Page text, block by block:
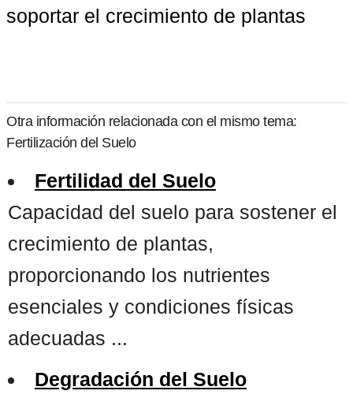
soportar el crecimiento de plantas
Otra información relacionada con el mismo tema:
Fertilización del Suelo
Fertilidad del Suelo
Capacidad del suelo para sostener el
crecimiento de plantas,
proporcionando los nutrientes
esenciales y condiciones físicas
adecuadas ...
Degradación del Suelo